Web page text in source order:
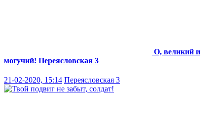
О, великий и
могучий! Переясловская 3
21-02-2020, 15:14 Переясловская 3